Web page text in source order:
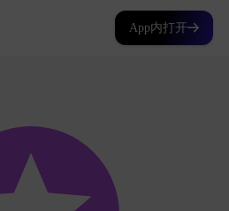
App内打开